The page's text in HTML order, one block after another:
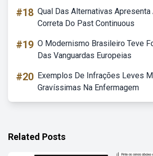
#18 Qual Das Alternativas Apresenta
Correta Do Past Continuous
#19 O Modernismo Brasileiro Teve
Das Vanguardas Europeias
#20 Exemplos De Infrações Leves
Gravíssimas Na Enfermagem
Related Posts